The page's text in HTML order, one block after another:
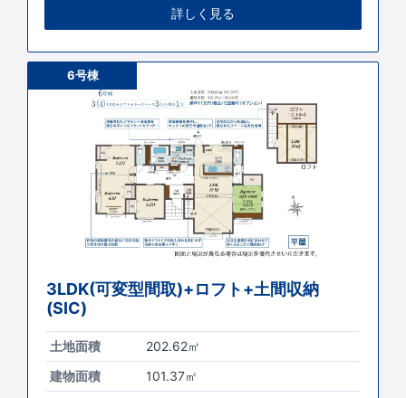
詳しく見る
6号棟
3LDK(可変型間取)+ロフト+土間収納
(SIC)
土地面積
202.62㎡
建物面積
101.37㎡